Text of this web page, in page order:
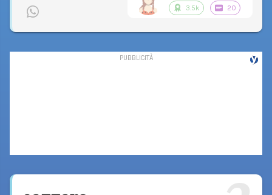
3.5k 20